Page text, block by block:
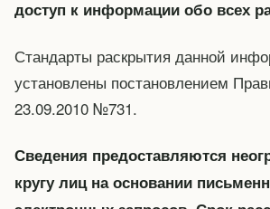
доступ к информации обо всех
Стандарты раскрытия данной
установлены постановлением
23.09.2010 №731.
Сведения предоставляются
кругу лиц на основании